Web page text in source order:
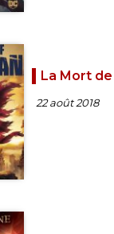
La Mort
22 août 2018